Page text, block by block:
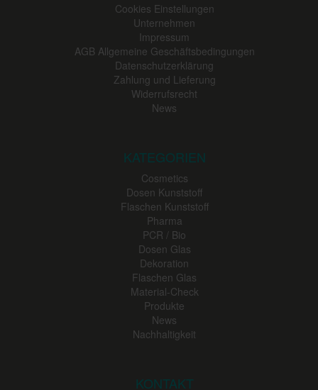
Cookies Einstellungen
Unternehmen
Impressum
AGB Allgemeine Geschäftsbedingungen
Datenschutzerklärung
Zahlung und Lieferung
Widerrufsrecht
News
KATEGORIEN
Cosmetics
Dosen Kunststoff
Flaschen Kunststoff
Pharma
PCR / Bio
Dosen Glas
Dekoration
Flaschen Glas
Material-Check
Produkte
News
Nachhaltigkeit
KONTAKT